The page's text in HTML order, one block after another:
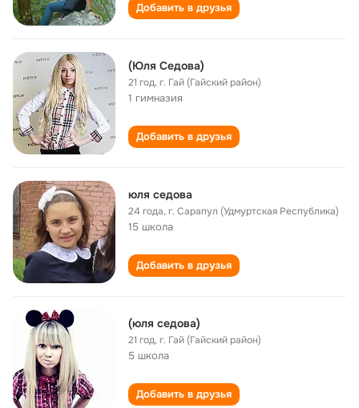
Добавить в друзья
(Юля Седова)
21 год,г. Гай (Гайский район)
1 гимназия
Добавить в друзья
юля седова
24 года,г. Сарапул (Удмуртская Республика)
15 школа
Добавить в друзья
(юля седова)
21 год,г. Гай (Гайский район)
5 школа
Добавить в друзья